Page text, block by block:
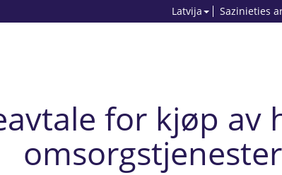
Sazinieties
Latvija
for kjøp av
omsorgstjenester